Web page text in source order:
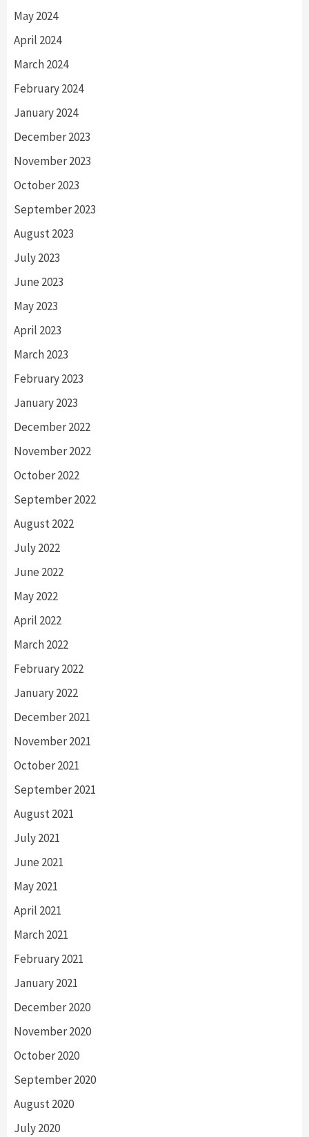
May 2024
April 2024
March 2024
February 2024
January 2024
December 2023
November 2023
October 2023
September 2023
August 2023
July 2023
June 2023
May 2023
April 2023
March 2023
February 2023
January 2023
December 2022
November 2022
October 2022
September 2022
August 2022
July 2022
June 2022
May 2022
April 2022
March 2022
February 2022
January 2022
December 2021
November 2021
October 2021
September 2021
August 2021
July 2021
June 2021
May 2021
April 2021
March 2021
February 2021
January 2021
December 2020
November 2020
October 2020
September 2020
August 2020
July 2020